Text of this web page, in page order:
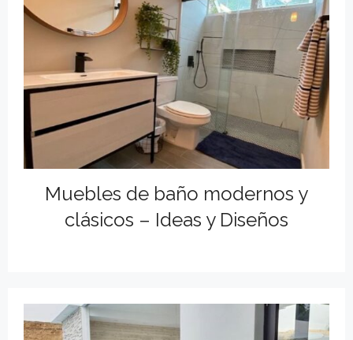
Muebles de baño modernos y
clásicos – Ideas y Diseños